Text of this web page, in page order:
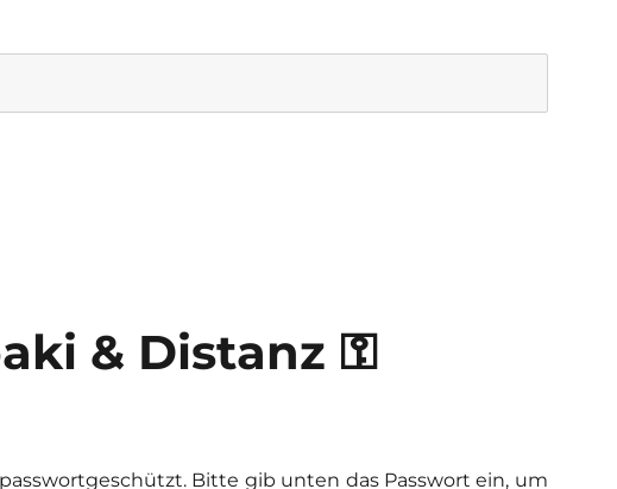
& Distanz ⚿
Bitte gib unten das Passwort ein, um